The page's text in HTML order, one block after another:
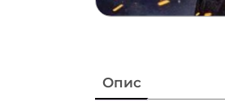
Опис